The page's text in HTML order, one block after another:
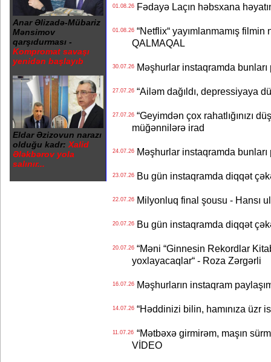
Anar Əlizadə-Mübariz
Mənsimov
qarşıdurması -
Kompromat savaşı
yenidən başlayıb
Eldar Əzizovun narazı
olduğu kadr: Xalid
Ələkbərov yola
salınır...
01.08.26Fədayə Laçın həbsxana
01.08.26“Netflix“ yayımlanmamış
QALMAQAL
30.07.26Məşhurlar instaqramda bunları
27.07.26“Ailəm dağıldı, depressiyaya
27.07.26“Geyimdən çox rahatlığınızı
müğənnilərə irad
24.07.26Məşhurlar instaqramda bunları
23.07.26Bu gün instaqramda diqqət
22.07.26Milyonluq final şousu - Hansı
20.07.26Bu gün instaqramda diqqət
20.07.26“Məni “Ginnesin Rekordlar
yoxlayacaqlar“ - Roza Zərgərli
16.07.26Məşhurların instaqram
14.07.26“Həddinizi bilin, hamınıza üzr
11.07.26“Mətbəxə girmirəm, maşın
VİDEO